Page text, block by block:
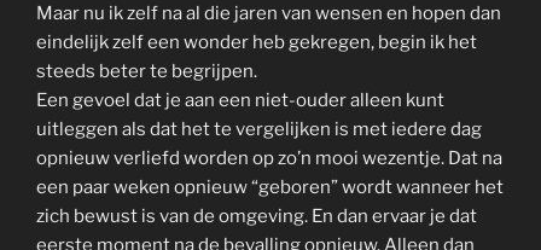
Maar nu ik zelf na al die jaren van wensen en hopen dan
eindelijk zelf een wonder heb gekregen, begin ik het
steeds beter te begrijpen.
Een gevoel dat je aan een niet-ouder alleen kunt
uitleggen als dat het te vergelijken is met iedere dag
opnieuw verliefd worden op zo’n mooi wezentje. Dat na
een paar weken opnieuw “geboren” wordt wanneer het
zich bewust is van de omgeving. En dan ervaar je dat
eerste moment na de bevalling opnieuw. Alleen dan